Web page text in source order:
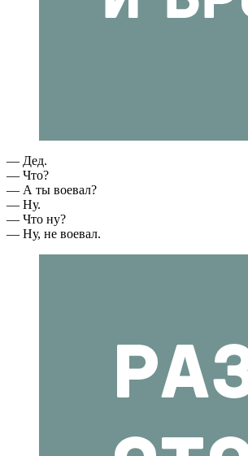
— Дед.
— Что?
— А ты воевал?
— Ну.
— Что ну?
— Ну, не воевал.